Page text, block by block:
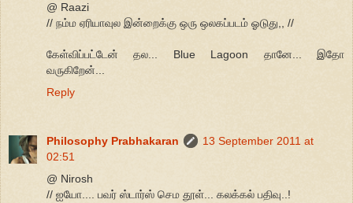
@ Raazi
// நம்ம ஏரியாவுல இன்றைக்கு ஒரு ஒலகப்படம் ஓடுது,, //
கேள்விப்பட்டேன் தல... Blue Lagoon தானே... இதோ
வருகிறேன்...
Reply
Philosophy Prabhakaran
13 September 2011 at
02:51
@ Nirosh
// ஐயோ.... பவர் ஸ்டார்ஸ் செம தூள்... கலக்கல் பதிவு..!